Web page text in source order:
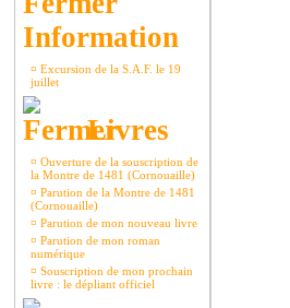
Information
¤ Excursion de la S.A.F. le 19
juillet
Livres
¤ Ouverture de la souscription de
la Montre de 1481 (Cornouaille)
¤ Parution de la Montre de 1481
(Cornouaille)
¤ Parution de mon nouveau livre
¤ Parution de mon roman
numérique
¤ Souscription de mon prochain
livre : le dépliant officiel